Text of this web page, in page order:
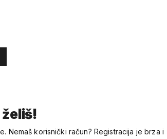
Nemaš korisnički račun? Registracija je brza i